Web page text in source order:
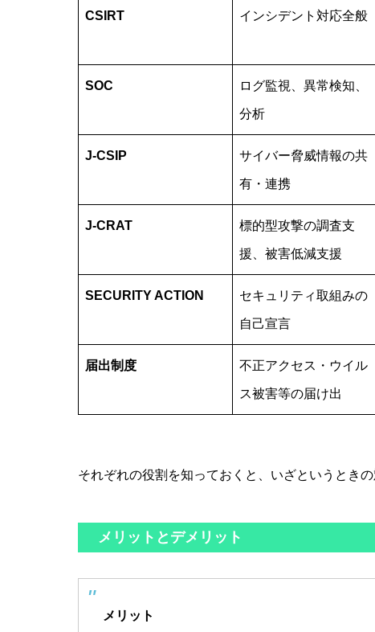
CSIRT インシデント対応全般
SOC ログ監視、異常検知、
分析
J‑CSIP サイバー脅威情報の共
有・連携
J‑CRAT 標的型攻撃の調査支
援、被害低減支援
SECURITY ACTION セキュリティ取組みの
自己宣言
届出制度 不正アクセス・ウイル
ス被害等の届け出
それぞれの役割を知っておくと、いざというとき
メリットとデメリット
メリット